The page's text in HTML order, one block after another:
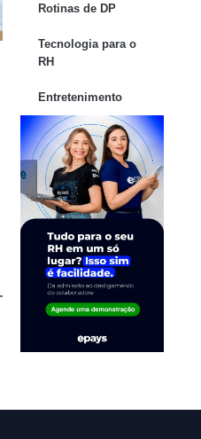
Rotinas de DP
Tecnologia para o
RH
Entretenimento